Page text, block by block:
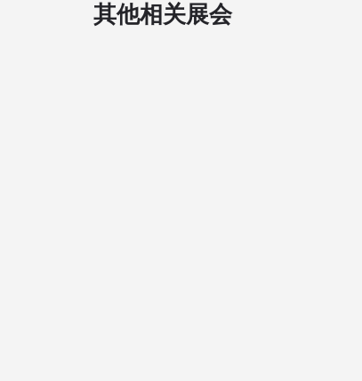
其他相关展会